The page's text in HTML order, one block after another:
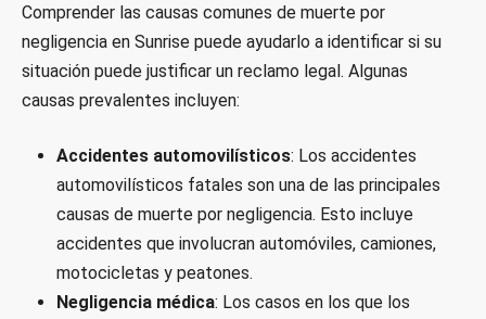
Comprender las causas comunes de muerte por
negligencia en Sunrise puede ayudarlo a identificar si su
situación puede justificar un reclamo legal. Algunas
causas prevalentes incluyen:
Accidentes automovilísticos: Los accidentes
automovilísticos fatales son una de las principales
causas de muerte por negligencia. Esto incluye
accidentes que involucran automóviles, camiones,
motocicletas y peatones.
Negligencia médica: Los casos en los que los